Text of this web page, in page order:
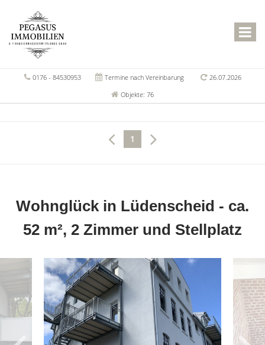
0176 - 84530953 Termine nach Vereinbarung
26.07.2026
Objekte: 76
1
Wohnglück in Lüdenscheid - ca.
52 m², 2 Zimmer und Stellplatz